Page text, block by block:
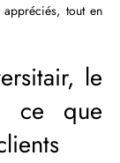
tout en
le
ce que